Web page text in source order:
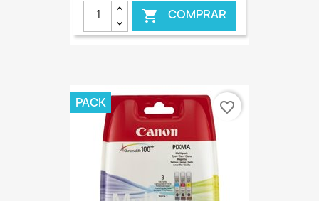
 COMPRAR
PACK favorite_border